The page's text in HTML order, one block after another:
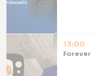
13:00
Forever